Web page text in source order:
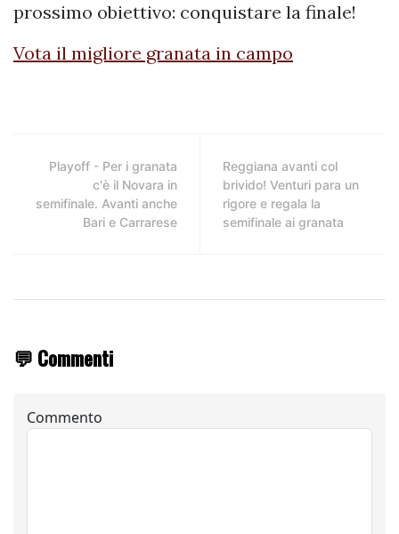
prossimo obiettivo: conquistare la finale!
Vota il migliore granata in campo
Playoff - Per i granata
c'è il Novara in
semifinale. Avanti anche
Bari e Carrarese
Reggiana avanti col
brivido! Venturi para un
rigore e regala la
semifinale ai granata
💬 Commenti